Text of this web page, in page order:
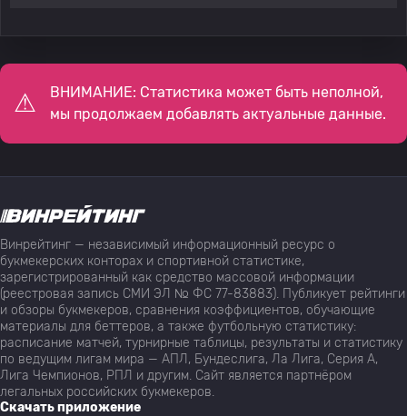
ВНИМАНИЕ: Статистика может быть неполной,
мы продолжаем добавлять актуальные данные.
Винрейтинг — независимый информационный ресурс о
букмекерских конторах и спортивной статистике,
зарегистрированный как средство массовой информации
(реестровая запись СМИ ЭЛ № ФС 77-83883). Публикует рейтинги
и обзоры букмекеров, сравнения коэффициентов, обучающие
материалы для беттеров, а также футбольную статистику:
расписание матчей, турнирные таблицы, результаты и статистику
по ведущим лигам мира — АПЛ, Бундеслига, Ла Лига, Серия А,
Лига Чемпионов, РПЛ и другим. Сайт является партнёром
легальных российских букмекеров.
Скачать приложение